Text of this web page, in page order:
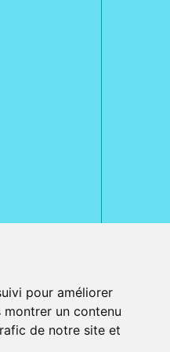
pour améliorer
un contenu
de notre site et
5.0 ou version